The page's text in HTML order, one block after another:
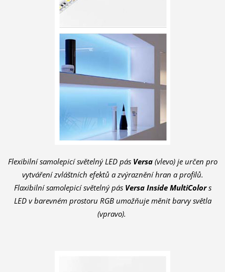
Flexibilní samolepicí světelný LED pásVersa(vlevo) je určen pro
vytváření zvláštních efektů a zvýraznění hran a profilů.
Flaxibilní samolepicí světelný pás Versa Inside MultiColors
LED v barevném prostoru RGB umožňuje měnit barvy světla
(vpravo).